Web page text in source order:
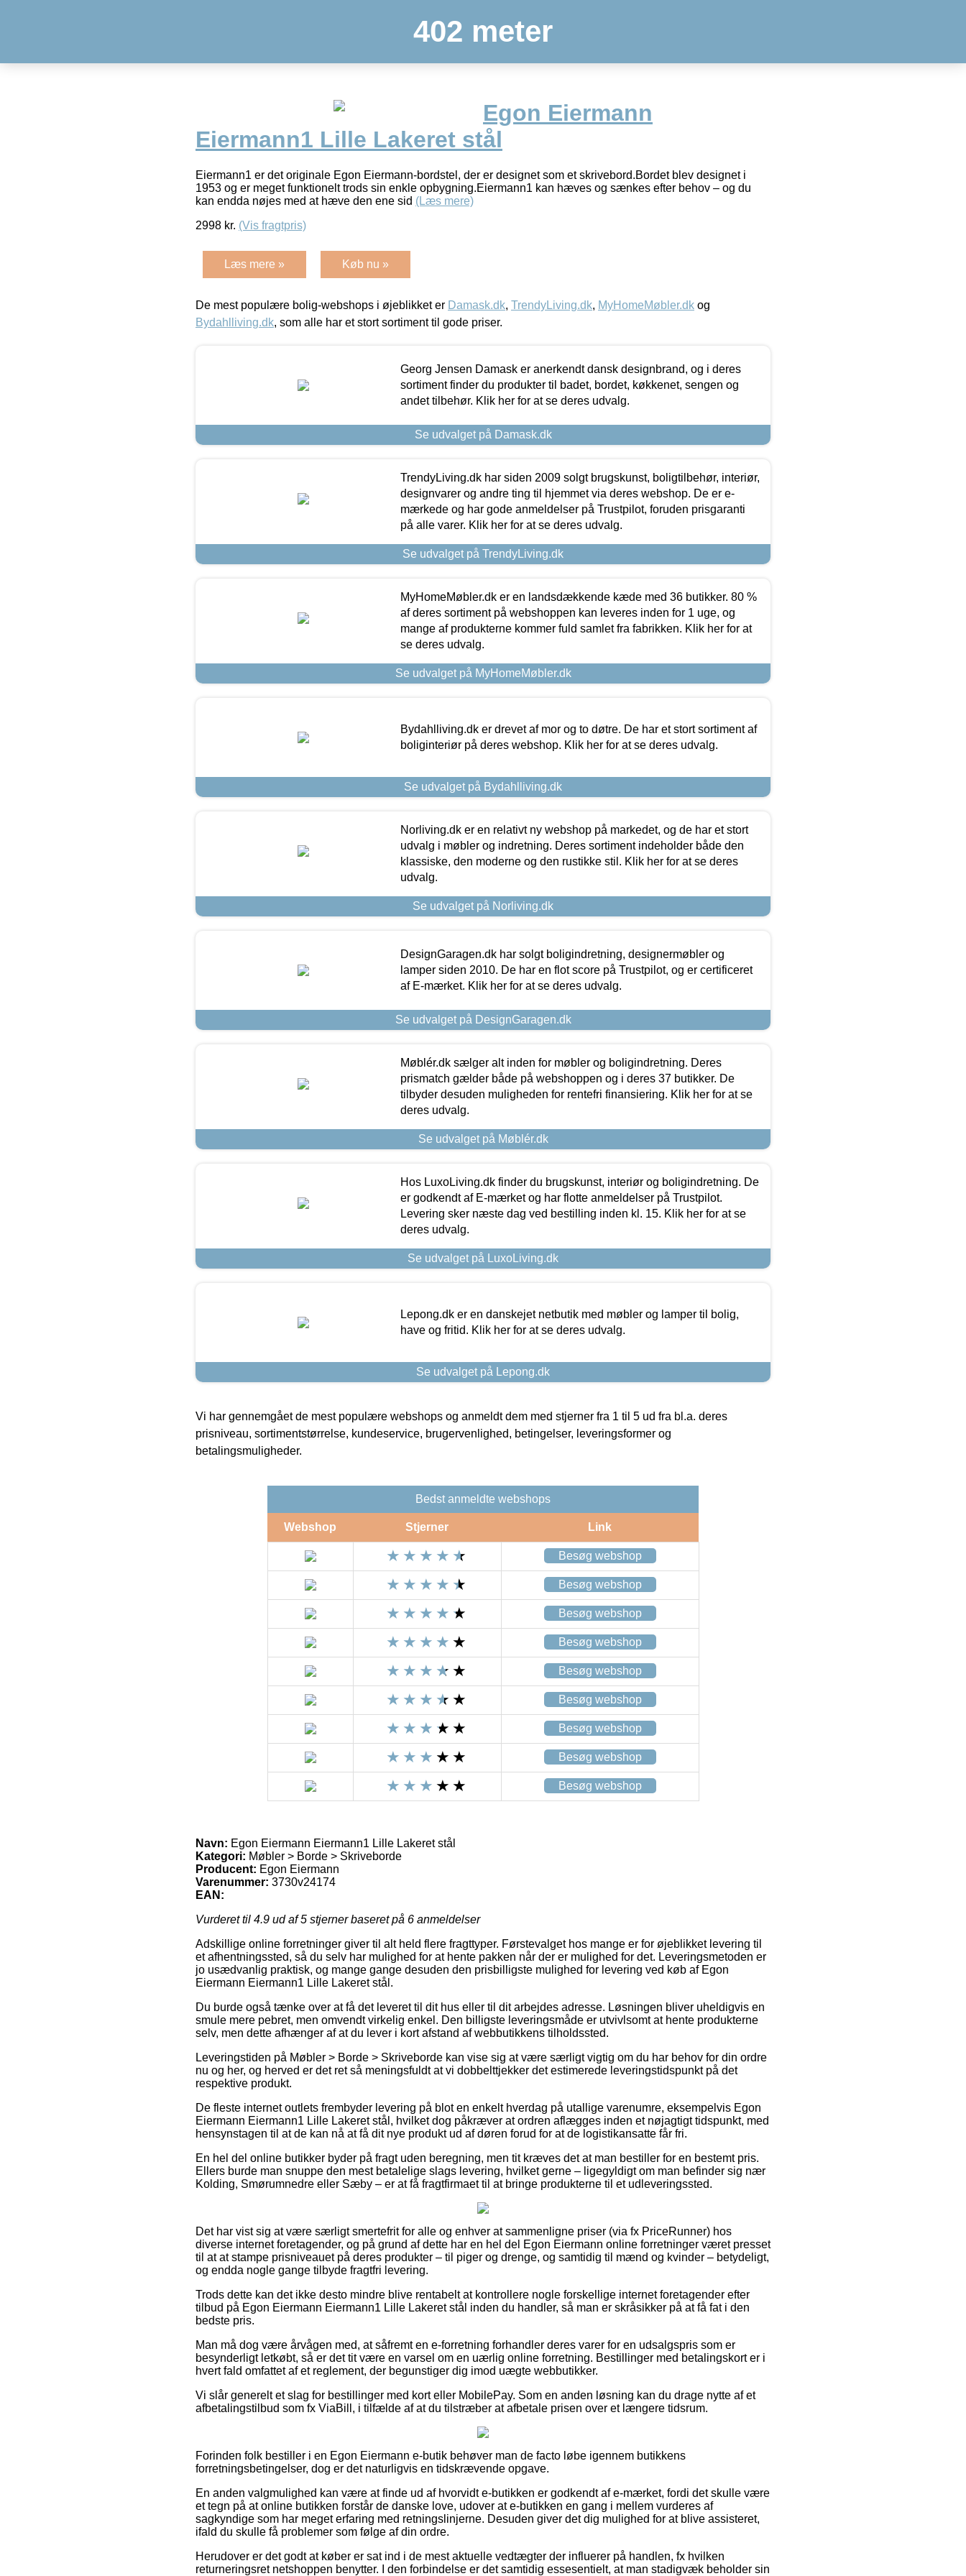
402 meter
Egon Eiermann
Eiermann1 Lille Lakeret stål
Eiermann1 er det originale Egon Eiermann-bordstel, der er designet som et skrivebord.Bordet blev designet i
1953 og er meget funktionelt trods sin enkle opbygning.Eiermann1 kan hæves og sænkes efter behov – og du
kan endda nøjes med at hæve den ene sid (Læs mere)
2998 kr. (Vis fragtpris)
Læs mere » Køb nu »
De mest populære bolig-webshops i øjeblikket er Damask.dk, TrendyLiving.dk, MyHomeMøbler.dk og
Bydahlliving.dk, som alle har et stort sortiment til gode priser.
Georg Jensen Damask er anerkendt dansk designbrand, og i deres
sortiment finder du produkter til badet, bordet, køkkenet, sengen og
andet tilbehør. Klik her for at se deres udvalg.
Se udvalget på Damask.dk
TrendyLiving.dk har siden 2009 solgt brugskunst, boligtilbehør, interiør,
designvarer og andre ting til hjemmet via deres webshop. De er e-
mærkede og har gode anmeldelser på Trustpilot, foruden prisgaranti
på alle varer. Klik her for at se deres udvalg.
Se udvalget på TrendyLiving.dk
MyHomeMøbler.dk er en landsdækkende kæde med 36 butikker. 80 %
af deres sortiment på webshoppen kan leveres inden for 1 uge, og
mange af produkterne kommer fuld samlet fra fabrikken. Klik her for at
se deres udvalg.
Se udvalget på MyHomeMøbler.dk
Bydahlliving.dk er drevet af mor og to døtre. De har et stort sortiment af
boliginteriør på deres webshop. Klik her for at se deres udvalg.
Se udvalget på Bydahlliving.dk
Norliving.dk er en relativt ny webshop på markedet, og de har et stort
udvalg i møbler og indretning. Deres sortiment indeholder både den
klassiske, den moderne og den rustikke stil. Klik her for at se deres
udvalg.
Se udvalget på Norliving.dk
DesignGaragen.dk har solgt boligindretning, designermøbler og
lamper siden 2010. De har en flot score på Trustpilot, og er certificeret
af E-mærket. Klik her for at se deres udvalg.
Se udvalget på DesignGaragen.dk
Møblér.dk sælger alt inden for møbler og boligindretning. Deres
prismatch gælder både på webshoppen og i deres 37 butikker. De
tilbyder desuden muligheden for rentefri finansiering. Klik her for at se
deres udvalg.
Se udvalget på Møblér.dk
Hos LuxoLiving.dk finder du brugskunst, interiør og boligindretning. De
er godkendt af E-mærket og har flotte anmeldelser på Trustpilot.
Levering sker næste dag ved bestilling inden kl. 15. Klik her for at se
deres udvalg.
Se udvalget på LuxoLiving.dk
Lepong.dk er en danskejet netbutik med møbler og lamper til bolig,
have og fritid. Klik her for at se deres udvalg.
Se udvalget på Lepong.dk
Vi har gennemgået de mest populære webshops og anmeldt dem med stjerner fra 1 til 5 ud fra bl.a. deres
prisniveau, sortimentstørrelse, kundeservice, brugervenlighed, betingelser, leveringsformer og
betalingsmuligheder.
Bedst anmeldte webshops
Webshop Stjerner Link
Besøg webshop
Besøg webshop
Besøg webshop
Besøg webshop
Besøg webshop
Besøg webshop
Besøg webshop
Besøg webshop
Besøg webshop
Navn: Egon Eiermann Eiermann1 Lille Lakeret stål
Kategori: Møbler > Borde > Skriveborde
Producent: Egon Eiermann
Varenummer: 3730v24174
EAN:
Vurderet til 4.9 ud af 5 stjerner baseret på 6 anmeldelser
Adskillige online forretninger giver til alt held flere fragttyper. Førstevalget hos mange er for øjeblikket levering til
et afhentningssted, så du selv har mulighed for at hente pakken når der er mulighed for det. Leveringsmetoden er
jo usædvanlig praktisk, og mange gange desuden den prisbilligste mulighed for levering ved køb af Egon
Eiermann Eiermann1 Lille Lakeret stål.
Du burde også tænke over at få det leveret til dit hus eller til dit arbejdes adresse. Løsningen bliver uheldigvis en
smule mere pebret, men omvendt virkelig enkel. Den billigste leveringsmåde er utvivlsomt at hente produkterne
selv, men dette afhænger af at du lever i kort afstand af webbutikkens tilholdssted.
Leveringstiden på Møbler > Borde > Skriveborde kan vise sig at være særligt vigtig om du har behov for din ordre
nu og her, og herved er det ret så meningsfuldt at vi dobbelttjekker det estimerede leveringstidspunkt på det
respektive produkt.
De fleste internet outlets frembyder levering på blot en enkelt hverdag på utallige varenumre, eksempelvis Egon
Eiermann Eiermann1 Lille Lakeret stål, hvilket dog påkræver at ordren aflægges inden et nøjagtigt tidspunkt, med
hensynstagen til at de kan nå at få dit nye produkt ud af døren forud for at de logistikansatte får fri.
En hel del online butikker byder på fragt uden beregning, men tit kræves det at man bestiller for en bestemt pris.
Ellers burde man snuppe den mest betalelige slags levering, hvilket gerne – ligegyldigt om man befinder sig nær
Kolding, Smørumnedre eller Sæby – er at få fragtfirmaet til at bringe produkterne til et udleveringssted.
Det har vist sig at være særligt smertefrit for alle og enhver at sammenligne priser (via fx PriceRunner) hos
diverse internet foretagender, og på grund af dette har en hel del Egon Eiermann online forretninger været presset
til at at stampe prisniveauet på deres produkter – til piger og drenge, og samtidig til mænd og kvinder – betydeligt,
og endda nogle gange tilbyde fragtfri levering.
Trods dette kan det ikke desto mindre blive rentabelt at kontrollere nogle forskellige internet foretagender efter
tilbud på Egon Eiermann Eiermann1 Lille Lakeret stål inden du handler, så man er skråsikker på at få fat i den
bedste pris.
Man må dog være årvågen med, at såfremt en e-forretning forhandler deres varer for en udsalgspris som er
besynderligt letkøbt, så er det tit være en varsel om en uærlig online forretning. Bestillinger med betalingskort er i
hvert fald omfattet af et reglement, der begunstiger dig imod uægte webbutikker.
Vi slår generelt et slag for bestillinger med kort eller MobilePay. Som en anden løsning kan du drage nytte af et
afbetalingstilbud som fx ViaBill, i tilfælde af at du tilstræber at afbetale prisen over et længere tidsrum.
Forinden folk bestiller i en Egon Eiermann e-butik behøver man de facto løbe igennem butikkens
forretningsbetingelser, dog er det naturligvis en tidskrævende opgave.
En anden valgmulighed kan være at finde ud af hvorvidt e-butikken er godkendt af e-mærket, fordi det skulle være
et tegn på at online butikken forstår de danske love, udover at e-butikken en gang i mellem vurderes af
sagkyndige som har meget erfaring med retningslinjerne. Desuden giver det dig mulighed for at blive assisteret,
ifald du skulle få problemer som følge af din ordre.
Herudover er det godt at køber er sat ind i de mest aktuelle vedtægter der influerer på handlen, fx hvilken
returneringsret netshoppen benytter. I den forbindelse er det samtidig essesentielt, at man stadigvæk beholder sin